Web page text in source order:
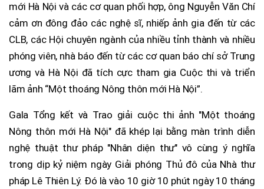
mới Hà Nội và các cơ quan phối hợp, ông Nguyễn Văn Chí
cảm ơn đông đảo các nghệ sĩ, nhiếp ảnh gia đến từ các
CLB, các Hội chuyên ngành của nhiều tỉnh thành và nhiều
phóng viên, nhà báo đến từ các cơ quan báo chí sở Trung
ương và Hà Nội đã tích cực tham gia Cuộc thi và triển
lãm ảnh “Một thoáng Nông thôn mới Hà Nội”.
Gala Tổng kết và Trao giải cuộc thi ảnh "Một thoáng
Nông thôn mới Hà Nội" đã khép lại bằng màn trình diễn
nghệ thuật thư pháp "Nhân diện thư" vô cùng ý nghĩa
trong dịp kỷ niệm ngày Giải phóng Thủ đô của Nhà thư
pháp Lê Thiên Lý. Đó là vào 10 giờ 10 phút ngày 10 tháng